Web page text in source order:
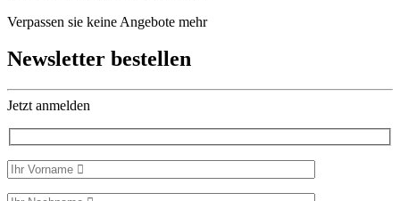
Verpassen sie keine Angebote mehr
Newsletter bestellen
Jetzt anmelden